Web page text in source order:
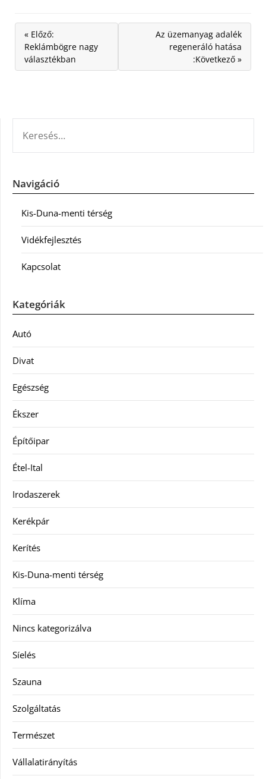
« Előző:
Reklámbögre nagy
választékban
Az üzemanyag adalék
regeneráló hatása
:Következő »
Navigáció
Kis-Duna-menti térség
Vidékfejlesztés
Kapcsolat
Kategóriák
Autó
Divat
Egészség
Ékszer
Építőipar
Étel-Ital
Irodaszerek
Kerékpár
Kerítés
Kis-Duna-menti térség
Klíma
Nincs kategorizálva
Síelés
Szauna
Szolgáltatás
Természet
Vállalatirányítás